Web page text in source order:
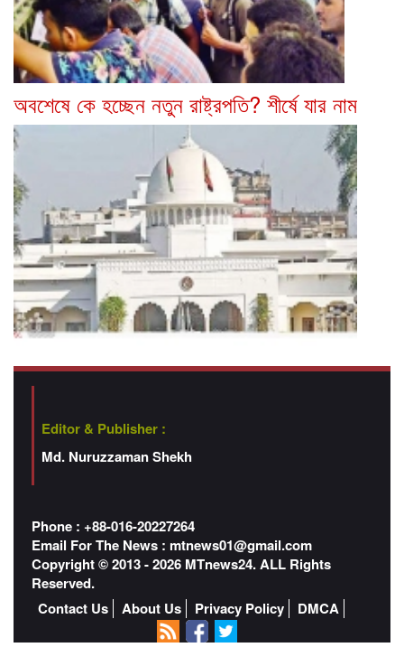
অবশেষে কে হচ্ছেন নতুন রাষ্ট্রপতি? শীর্ষে যার নাম
Editor & Publisher :
Md. Nuruzzaman Shekh
Phone : +88-016-20227264
Email For The News : mtnews01@gmail.com
Copyright © 2013 - 2026 MTnews24. ALL Rights
Reserved.
Contact Us
About Us Privacy Policy DMCA